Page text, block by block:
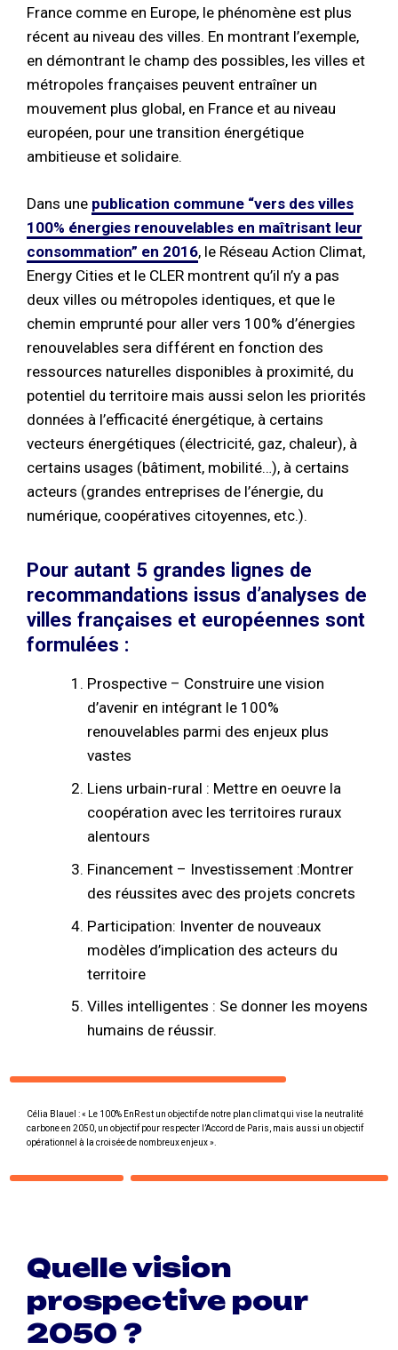
France comme en Europe, le phénomène est plus
récent au niveau des villes. En montrant l’exemple,
en démontrant le champ des possibles, les villes et
métropoles françaises peuvent entraîner un
mouvement plus global, en France et au niveau
européen, pour une transition énergétique
ambitieuse et solidaire.
Dans une publication commune “vers des villes
100% énergies renouvelables en maîtrisant leur
consommation” en 2016, le Réseau Action Climat,
Energy Cities et le CLER montrent qu’il n’y a pas
deux villes ou métropoles identiques, et que le
chemin emprunté pour aller vers 100% d’énergies
renouvelables sera différent en fonction des
ressources naturelles disponibles à proximité, du
potentiel du territoire mais aussi selon les priorités
données à l’efficacité énergétique, à certains
vecteurs énergétiques (électricité, gaz, chaleur), à
certains usages (bâtiment, mobilité…), à certains
acteurs (grandes entreprises de l’énergie, du
numérique, coopératives citoyennes, etc.).
Pour autant 5 grandes lignes de
recommandations issus d’analyses de
villes françaises et européennes sont
formulées :
Prospective – Construire une vision
d’avenir en intégrant le 100%
renouvelables parmi des enjeux plus
vastes
Liens urbain-rural : Mettre en oeuvre la
coopération avec les territoires ruraux
alentours
Financement – Investissement :Montrer
des réussites avec des projets concrets
Participation: Inventer de nouveaux
modèles d’implication des acteurs du
territoire
Villes intelligentes : Se donner les moyens
humains de réussir.
Célia Blauel : « Le 100% EnR est un objectif de notre plan climat qui vise la neutralité
carbone en 2050, un objectif pour respecter l’Accord de Paris, mais aussi un objectif
opérationnel à la croisée de nombreux enjeux ».
Quelle vision
prospective pour
2050 ?